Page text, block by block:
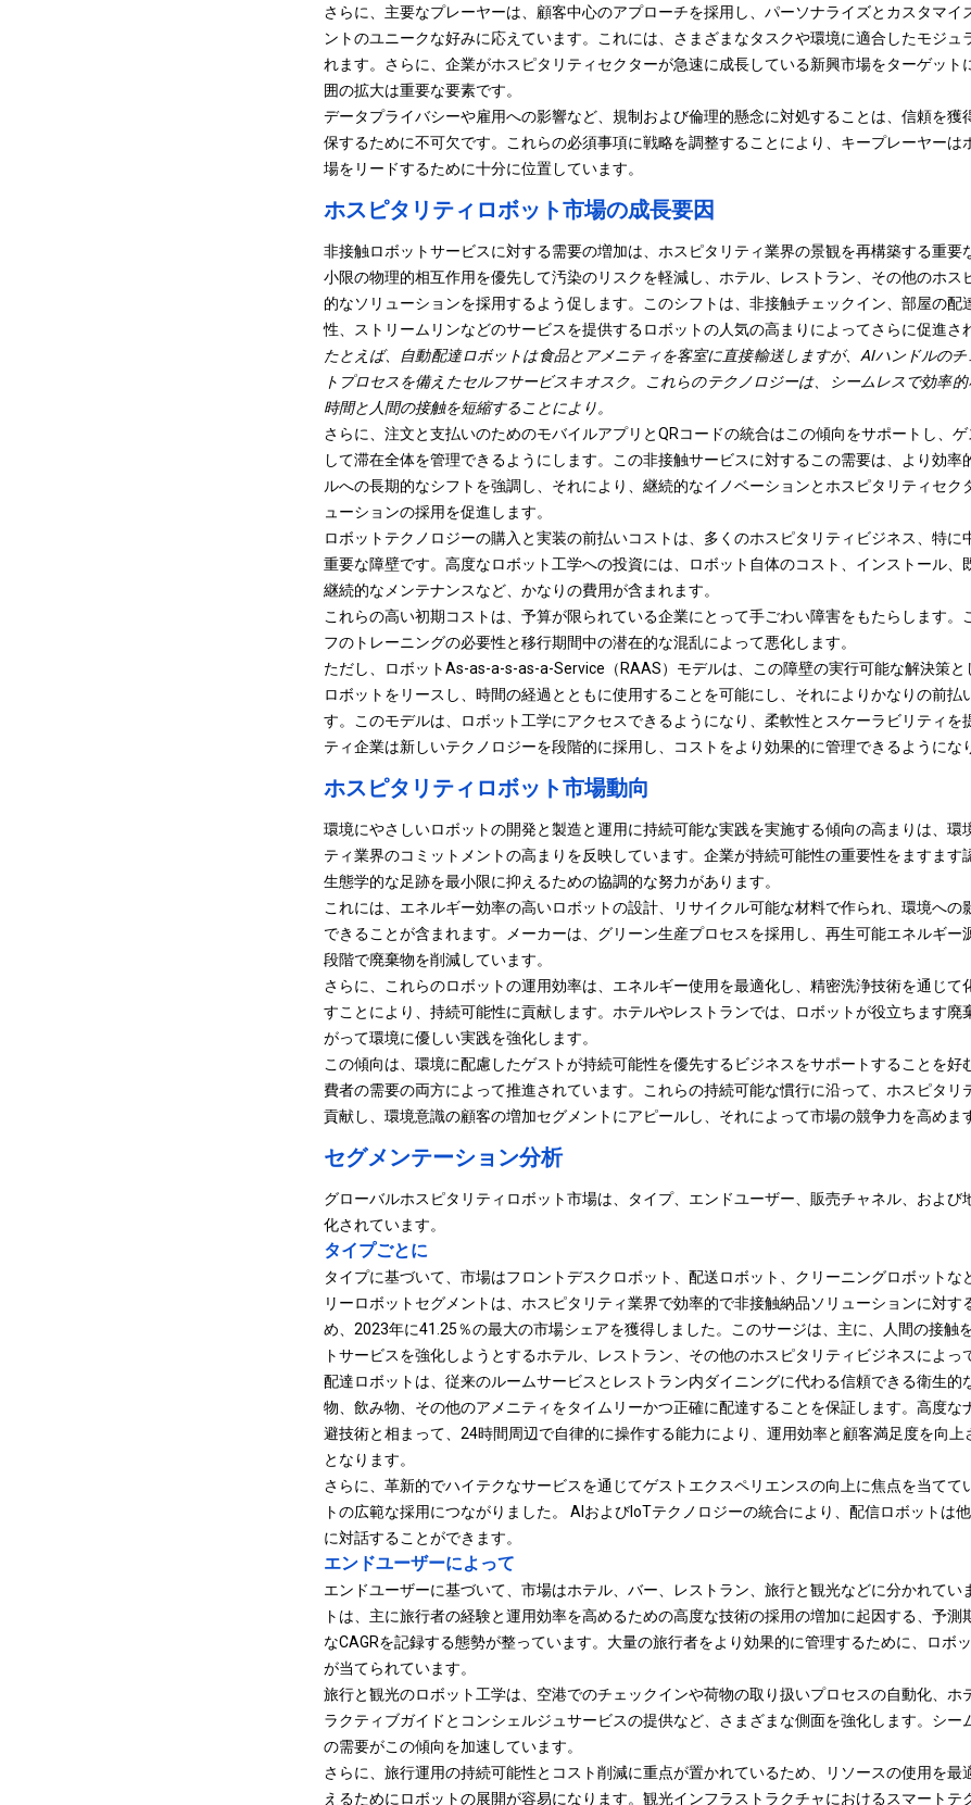
さらに、主要なプレーヤーは、顧客中心のアプローチを採用し、パーソナライズとカスタマイ
ントのユニークな好みに応えています。これには、さまざまなタスクや環境に適合したモジュ
れます。さらに、企業がホスピタリティセクターが急速に成長している新興市場をターゲット
囲の拡大は重要な要素です。
データプライバシーや雇用への影響など、規制および倫理的懸念に対処することは、信頼を獲
保するために不可欠です。これらの必須事項に戦略を調整することにより、キープレーヤーは
場をリードするために十分に位置しています。
ホスピタリティロボット市場の成長要因
非接触ロボットサービスに対する需要の増加は、ホスピタリティ業界の景観を再構築する重要
小限の物理的相互作用を優先して汚染のリスクを軽減し、ホテル、レストラン、その他のホス
的なソリューションを採用するよう促します。このシフトは、非接触チェックイン、部屋の配
性、ストリームリンなどのサービスを提供するロボットの人気の高まりによってさらに促進さ
たとえば、自動配達ロボットは食品とアメニティを客室に直接輸送しますが、AIハンドルの
トプロセスを備えたセルフサービスキオスク。これらのテクノロジーは、シームレスで効率
時間と人間の接触を短縮することにより。
さらに、注文と支払いのためのモバイルアプリとQRコードの統合はこの傾向をサポートし、
して滞在全体を管理できるようにします。この非接触サービスに対するこの需要は、より効率
ルへの長期的なシフトを強調し、それにより、継続的なイノベーションとホスピタリティセク
ューションの採用を促進します。
ロボットテクノロジーの購入と実装の前払いコストは、多くのホスピタリティビジネス、特に
重要な障壁です。高度なロボット工学への投資には、ロボット自体のコスト、インストール、
継続的なメンテナンスなど、かなりの費用が含まれます。
これらの高い初期コストは、予算が限られている企業にとって手ごわい障害をもたらします。
フのトレーニングの必要性と移行期間中の潜在的な混乱によって悪化します。
ただし、ロボットAs-as-a-s-as-a-Service（RAAS）モデルは、この障壁の実行可能な解決策
ロボットをリースし、時間の経過とともに使用することを可能にし、それによりかなりの前払
す。このモデルは、ロボット工学にアクセスできるようになり、柔軟性とスケーラビリティを
ティ企業は新しいテクノロジーを段階的に採用し、コストをより効果的に管理できるようにな
ホスピタリティロボット市場動向
環境にやさしいロボットの開発と製造と運用に持続可能な実践を実施する傾向の高まりは、環
ティ業界のコミットメントの高まりを反映しています。企業が持続可能性の重要性をますます
生態学的な足跡を最小限に抑えるための協調的な努力があります。
これには、エネルギー効率の高いロボットの設計、リサイクル可能な材料で作られ、環境への
できることが含まれます。メーカーは、グリーン生産プロセスを採用し、再生可能エネルギー
段階で廃棄物を削減しています。
さらに、これらのロボットの運用効率は、エネルギー使用を最適化し、精密洗浄技術を通じて
すことにより、持続可能性に貢献します。ホテルやレストランでは、ロボットが役立ちます廃
がって環境に優しい実践を強化します。
この傾向は、環境に配慮したゲストが持続可能性を優先するビジネスをサポートすることを好
費者の需要の両方によって推進されています。これらの持続可能な慣行に沿って、ホスピタリ
貢献し、環境意識の顧客の増加セグメントにアピールし、それによって市場の競争力を高めま
セグメンテーション分析
グローバルホスピタリティロボット市場は、タイプ、エンドユーザー、販売チャネル、および
化されています。
タイプごとに
タイプに基づいて、市場はフロントデスクロボット、配送ロボット、クリーニングロボットな
リーロボットセグメントは、ホスピタリティ業界で効率的で非接触納品ソリューションに対す
め、2023年に41.25％の最大の市場シェアを獲得しました。このサージは、主に、人間の接触
トサービスを強化しようとするホテル、レストラン、その他のホスピタリティビジネスによっ
配達ロボットは、従来のルームサービスとレストラン内ダイニングに代わる信頼できる衛生的
物、飲み物、その他のアメニティをタイムリーかつ正確に配達することを保証します。高度な
避技術と相まって、24時間周辺で自律的に操作する能力により、運用効率と顧客満足度を向上
となります。
さらに、革新的でハイテクなサービスを通じてゲストエクスペリエンスの向上に焦点を当てて
トの広範な採用につながりました。 AIおよびIoTテクノロジーの統合により、配信ロボットは
に対話することができます。
エンドユーザーによって
エンドユーザーに基づいて、市場はホテル、バー、レストラン、旅行と観光などに分かれてい
トは、主に旅行者の経験と運用効率を高めるための高度な技術の採用の増加に起因する、予測
なCAGRを記録する態勢が整っています。大量の旅行者をより効果的に管理するために、ロボ
が当てられています。
旅行と観光のロボット工学は、空港でのチェックインや荷物の取り扱いプロセスの自動化、ホ
ラクティブガイドとコンシェルジュサービスの提供など、さまざまな側面を強化します。シー
の需要がこの傾向を加速しています。
さらに、旅行運用の持続可能性とコスト削減に重点が置かれているため、リソースの使用を最
えるためにロボットの展開が容易になります。観光インフラストラクチャにおけるスマートテ